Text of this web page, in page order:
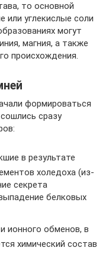
то основной
или углекислые соли
могут
магния, а также
происхождения.
формироваться
сразу
в результате
холедоха (из-
секрета
белковых
ионного обменов, в
химический состав